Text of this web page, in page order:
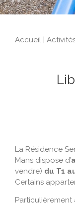
Accueil |
La Résidence
Mans dispose d’
vendre) du T1
Certains